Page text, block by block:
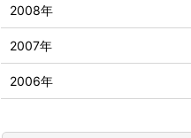
2008年
2007年
2006年